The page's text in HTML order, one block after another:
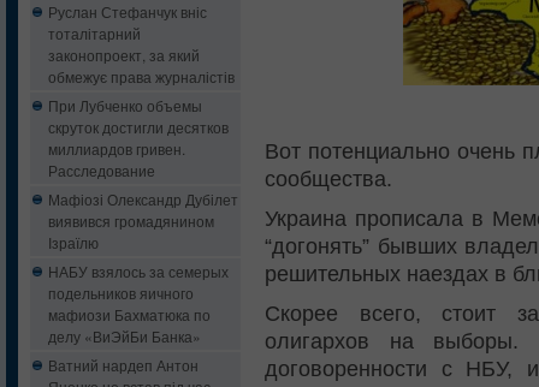
Руслан Стефанчук вніс
тоталітарний
законопроект, за який
обмежує права журналістів
При Лубченко объемы
скруток достигли десятков
миллиардов гривен.
Расследование
Мафіозі Олександр Дубілет
виявився громадянином
Ізраїлю
НАБУ взялось за семерых
подельников яичного
мафиози Бахматюка по
делу «ВиЭйБи Банка»
Ватний нардеп Антон
Вот потенциально очень
сообщества.
Украина прописала в
“догонять” бывших
решительных наездах в
Скорее всего, стоит
олигархов на
договоренности с НБУ,